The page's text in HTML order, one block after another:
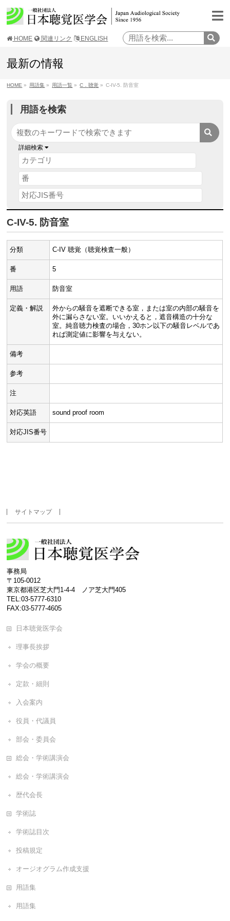
HOME 関連リンク ENGLISH
最新の情報
HOME » 用語集 » 用語一覧 » C．聴覚 » C-IV-5. 防音室
用語を検索
詳細検索
C-IV-5. 防音室
分類 C-IV 聴覚（聴覚検査一般）
番 5
用語 防音室
定義・解説
外からの騒音を遮断できる室，または室の内部の騒音を
外に漏らさない室。いいかえると，遮音構造の十分な
室。純音聴力検査の場合，30ホン以下の騒音レベルであ
れば測定値に影響を与えない。
備考
参考
注
対応英語 sound proof room
対応JIS番号
サイトマップ
事務局
〒105-0012
東京都港区芝大門1-4-4 ノア芝大門405
TEL:03-5777-6310
FAX:03-5777-4605
日本聴覚医学会
理事長挨拶
学会の概要
定款・細則
入会案内
役員・代議員
部会・委員会
総会・学術講演会
総会・学術講演会
歴代会長
学術誌
学術誌目次
投稿規定
オージオグラム作成支援
用語集
用語集